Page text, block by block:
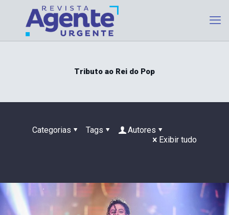
Tributo ao Rei do Pop
Categorias Tags
Autores
Exibir tudo